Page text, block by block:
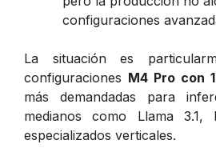
configuraciones
La situación es
configuraciones M4 Pro con
más demandadas para
medianos como Llama 3.1,
especializados verticales.